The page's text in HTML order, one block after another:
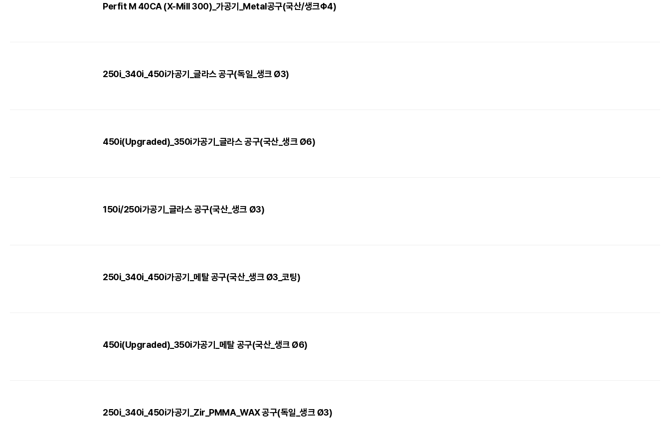
Perfit M 40CA (X-Mill 300)_가공기_Metal공구(국산/생크Φ4)
250i_340i_450i가공기_글라스 공구(독일_생크 Ø3)
450i(Upgraded)_350i가공기_글라스 공구(국산_생크 Ø6)
150i/250i가공기_글라스 공구(국산_생크 Ø3)
250i_340i_450i가공기_메탈 공구(국산_생크 Ø3_코팅)
450i(Upgraded)_350i가공기_메탈 공구(국산_생크 Ø6)
250i_340i_450i가공기_Zir_PMMA_WAX 공구(독일_생크 Ø3)